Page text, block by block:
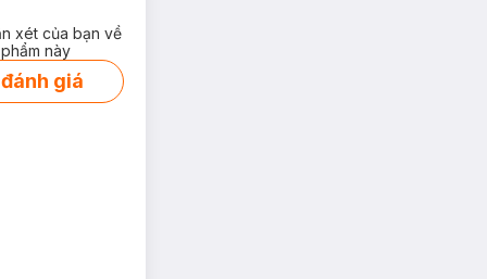
cafe, máy tạo
thiết kế với
xét của bạn về
này
giá